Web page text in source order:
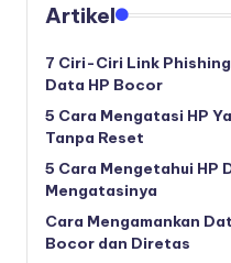
Artikel
7 Ciri-Ciri Link
Data HP Bocor
5 Cara Mengatasi HP
Tanpa Reset
5 Cara Mengetahui HP
Mengatasinya
Cara Mengamankan
Bocor dan Diretas